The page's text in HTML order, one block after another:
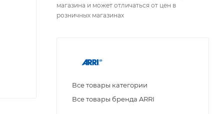
магазина и может отличаться от цен в
розничных магазинах
Все товары категории
Все товары бренда ARRI